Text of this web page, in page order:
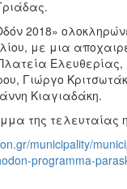
2018»
με μια
Ελευθερίας,
Γιώργο
Κιαγιαδάκη.
της τελευταίας
municipality/
programma-